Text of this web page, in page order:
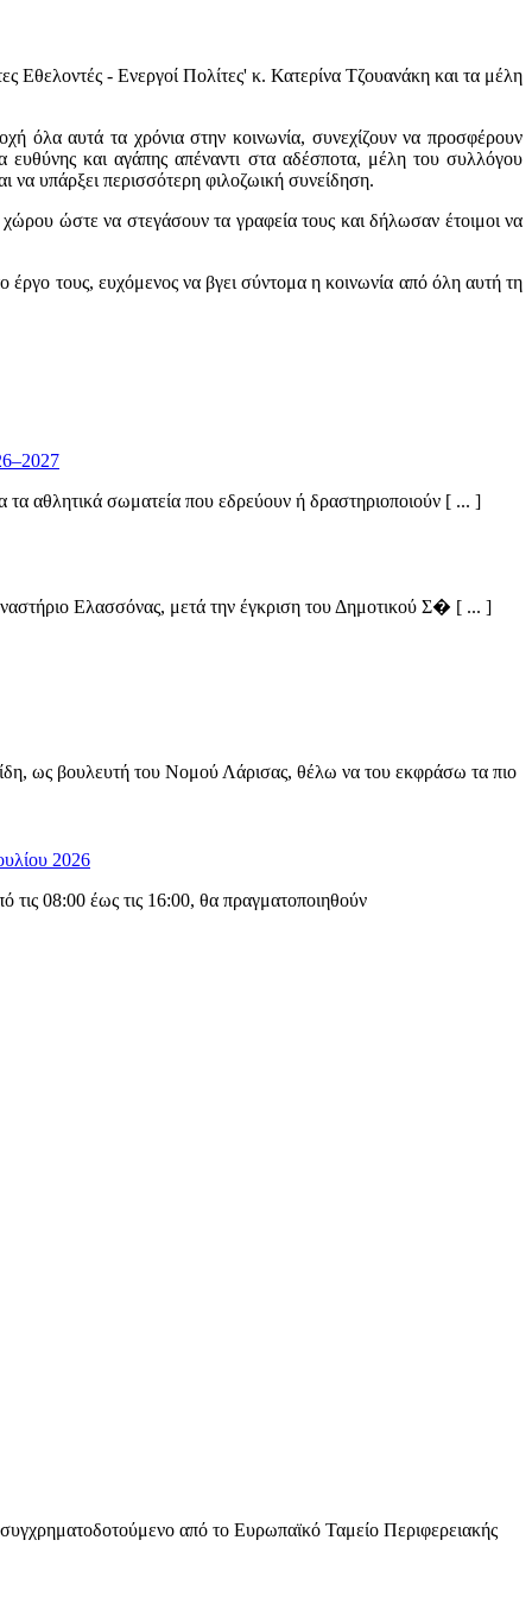
Εθελοντές - Ενεργοί Πολίτες' κ. Κατερίνα Τζουανάκη και τα μέλη
όλα αυτά τα χρόνια στην κοινωνία, συνεχίζουν να προσφέρουν
ευθύνης και αγάπης απέναντι στα αδέσποτα, μέλη του συλλόγου
να υπάρξει περισσότερη φιλοζωική συνείδηση.
ώστε να στεγάσουν τα γραφεία τους και δήλωσαν έτοιμοι να
έργο τους, ευχόμενος να βγει σύντομα η κοινωνία από όλη αυτή τη
αθλητικά σωματεία που εδρεύουν ή δραστηριοποιούν [ ... ]
Ελασσόνας, μετά την έγκριση του Δημοτικού Σ� [ ... ]
ως βουλευτή του Νομού Λάρισας, θέλω να του εκφράσω τα πιο
2026
08:00 έως τις 16:00, θα πραγματοποιηθούν
από το Ευρωπαϊκό Ταμείο Περιφερειακής